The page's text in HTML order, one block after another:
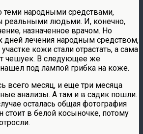
теми народными средствами,
реальными людьми. И, конечно,
назначенное врачом. Но
дней лечения народным средством,
кожи стали отрастать, а сама
чешуек. В следующее же
под лампой грибка на коже.
всего месяц, и еще три месяца
анализы. А там и в садик пошли.
осталась общая фотография
стоит в белой косыночке, потому